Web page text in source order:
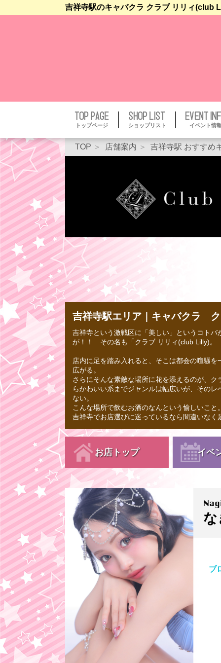
吉祥寺駅のキャバクラ クラブ リリィ(club
トップページ ショップリスト イベント情
TOP 店舗案内 吉祥寺駅 おすすめ
吉祥寺駅エリア｜キャバクラ
吉祥寺という激戦区に「美しい」というコト
が！！ その名も「クラブ リリィ(club Lilly)。
店内に足を踏み入れると、そこは都会の喧騒
広がる。
さらにそんな素敵な場所に花を添えるのが、
らかわいい系までジャンルは幅広いが、その
ない。
こんな場所で飲むお酒のなんという愉しいこと
吉祥寺でお店選びに迷っているなら間違いな
お店トップ イベ
な
ブ